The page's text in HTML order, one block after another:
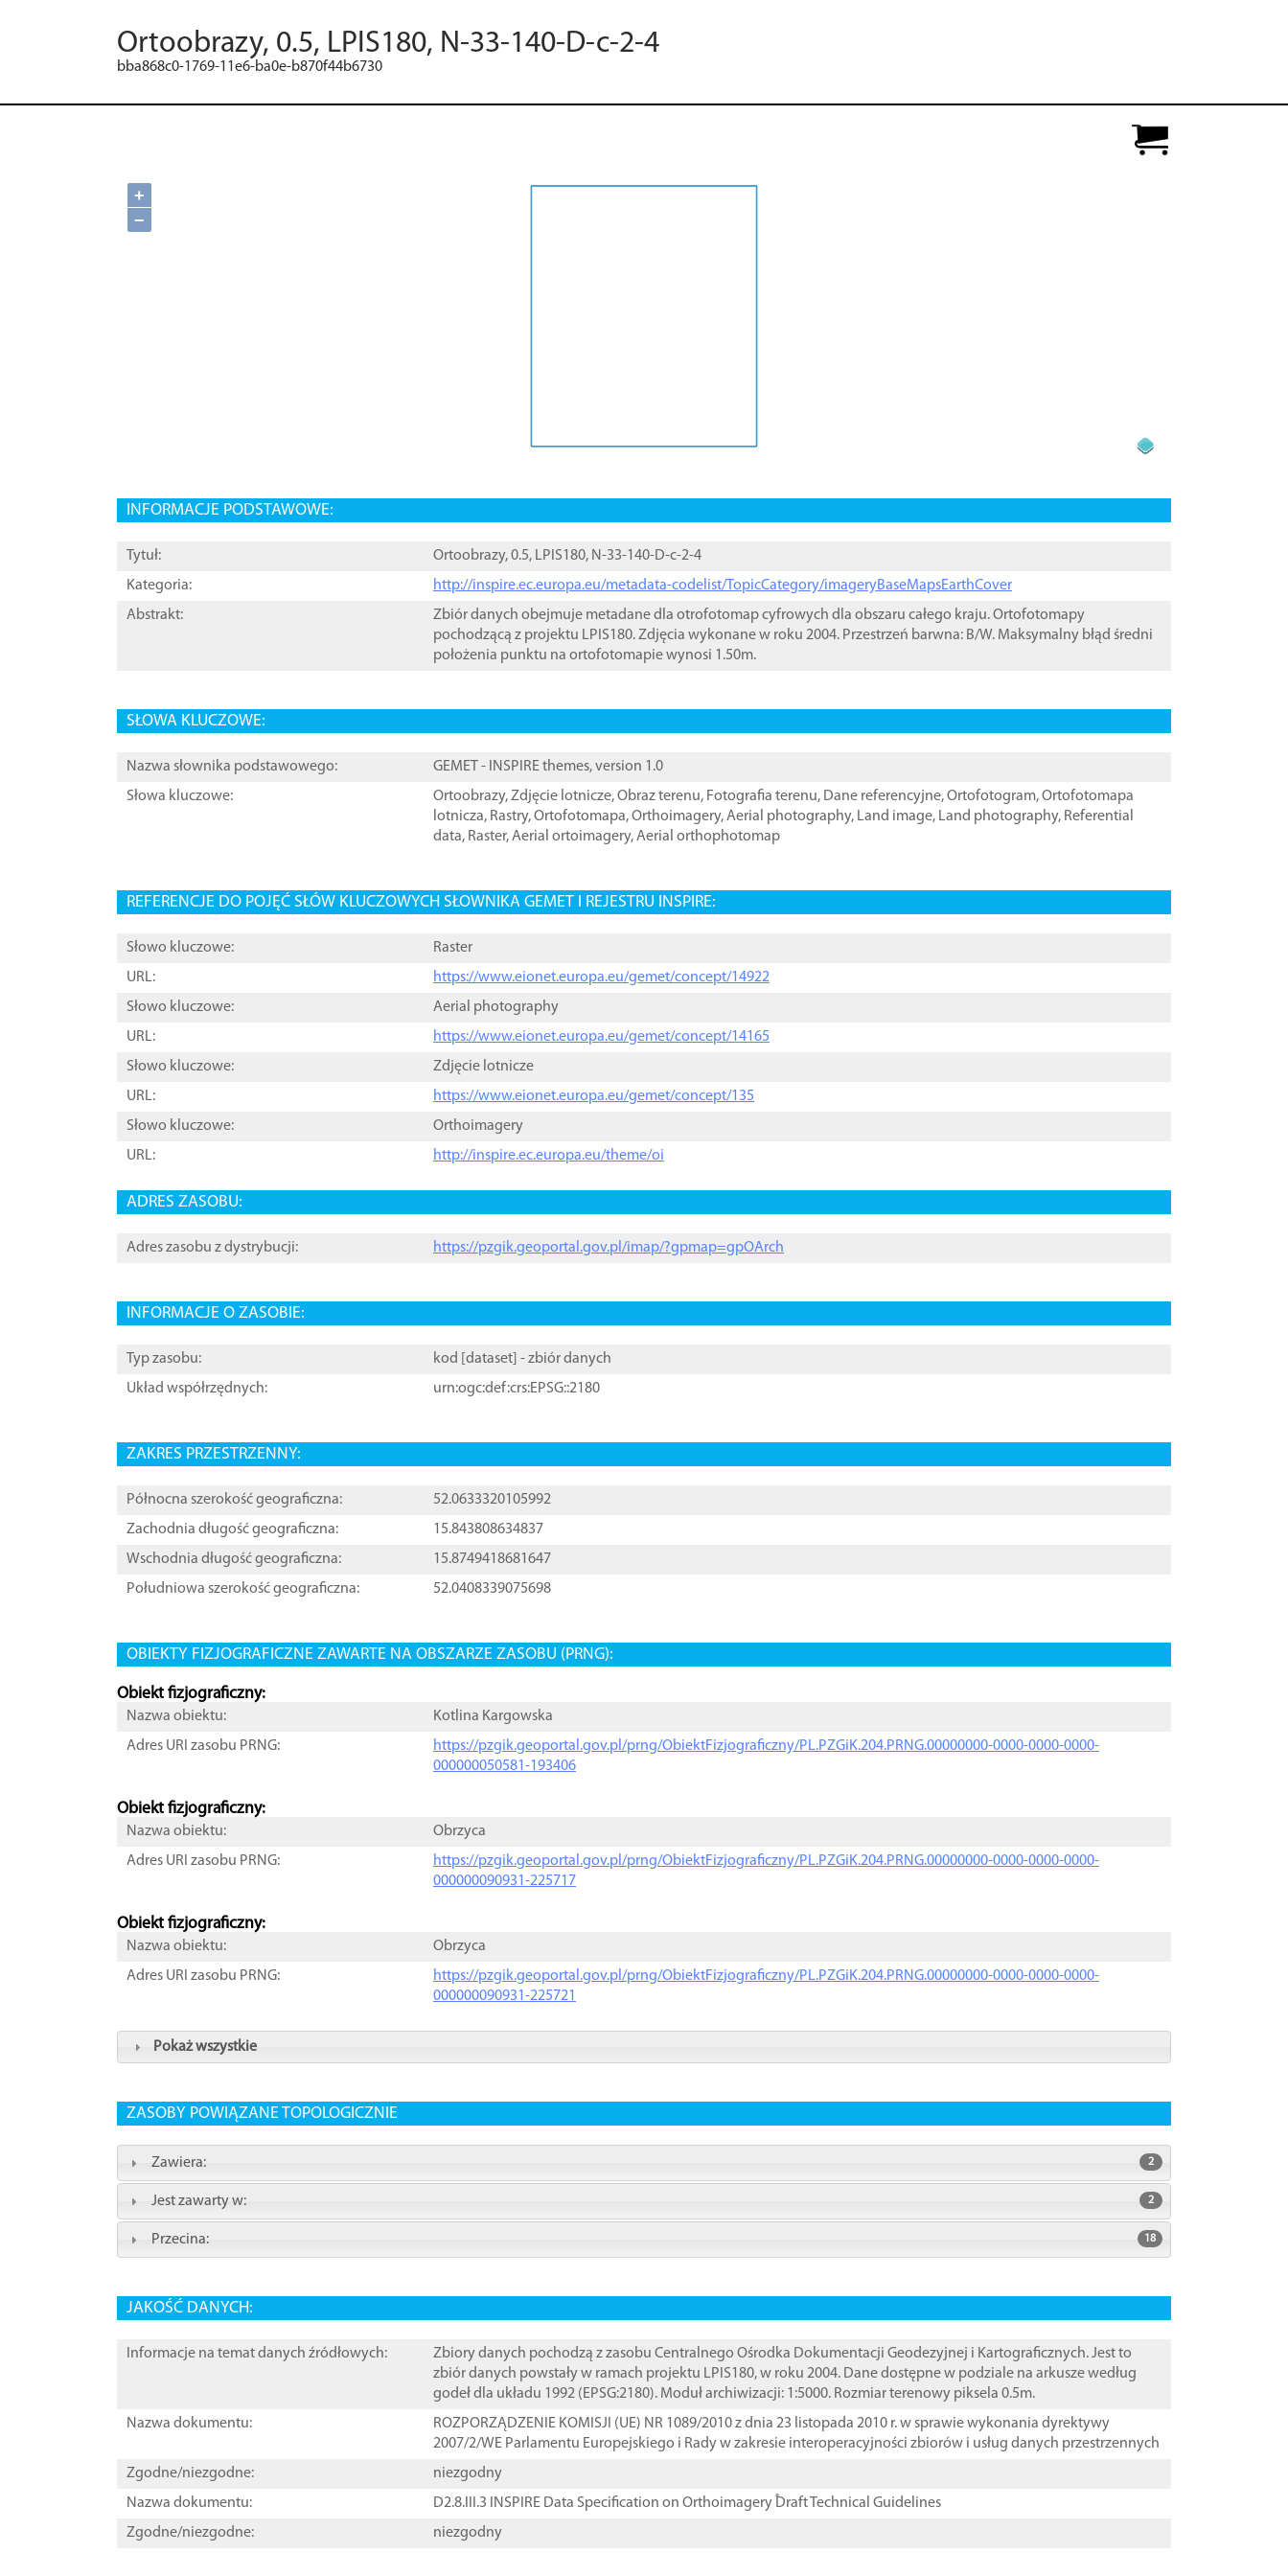
Ortoobrazy, 0.5, LPIS180, N-33-140-D-c-2-4
bba868c0-1769-11e6-ba0e-b870f44b6730
+
−
INFORMACJE PODSTAWOWE:
Tytuł:
Ortoobrazy, 0.5, LPIS180, N-33-140-D-c-2-4
Kategoria:
http://inspire.ec.europa.eu/metadata-codelist/TopicCategory/imageryBaseMapsEarthCover
Abstrakt:
Zbiór danych obejmuje metadane dla otrofotomap cyfrowych dla obszaru całego kraju. Ortofotomapy
pochodzącą z projektu LPIS180. Zdjęcia wykonane w roku 2004. Przestrzeń barwna: B/W. Maksymalny błąd średni
położenia punktu na ortofotomapie wynosi 1.50m.
SŁOWA KLUCZOWE:
Nazwa słownika podstawowego:
GEMET - INSPIRE themes, version 1.0
Słowa kluczowe:
Ortoobrazy,Zdjęcie lotnicze,Obraz terenu, Fotografia terenu, Dane referencyjne,Ortofotogram,Ortofotomapa
lotnicza, Rastry,Ortofotomapa,Orthoimagery,Aerial photography, Land image, Land photography, Referential
data, Raster,Aerial ortoimagery,Aerial orthophotomap
REFERENCJE DO POJĘĆ SŁÓW KLUCZOWYCH SŁOWNIKA GEMET I REJESTRU INSPIRE:
Słowo kluczowe:
Raster
URL:
https://www.eionet.europa.eu/gemet/concept/14922
Słowo kluczowe:
Aerial photography
URL:
https://www.eionet.europa.eu/gemet/concept/14165
Słowo kluczowe:
Zdjęcie lotnicze
URL:
https://www.eionet.europa.eu/gemet/concept/135
Słowo kluczowe:
Orthoimagery
URL:
http://inspire.ec.europa.eu/theme/oi
ADRES ZASOBU:
Adres zasobu z dystrybucji: https://pzgik.geoportal.gov.pl/imap/?gpmap=gpOArch
INFORMACJE O ZASOBIE:
Typ zasobu: kod [ dataset ] - zbiór danych
Układ współrzędnych:
urn:ogc:def:crs:EPSG::2180
ZAKRES PRZESTRZENNY:
Północna szerokość geograficzna:
52.0633320105992
Zachodnia długość geograficzna:
15.843808634837
Wschodnia długość geograficzna:
15.8749418681647
Południowa szerokość geograficzna:
52.0408339075698
OBIEKTY FIZJOGRAFICZNE ZAWARTE NA OBSZARZE ZASOBU (PRNG):
Obiekt fizjograficzny:
Nazwa obiektu:
Kotlina Kargowska
Adres URI zasobu PRNG:
https://pzgik.geoportal.gov.pl/prng/ObiektFizjograficzny/PL.PZGiK.204.PRNG.00000000-0000-0000-0000-
000000050581-193406
Obiekt fizjograficzny:
Nazwa obiektu:
Obrzyca
Adres URI zasobu PRNG:
https://pzgik.geoportal.gov.pl/prng/ObiektFizjograficzny/PL.PZGiK.204.PRNG.00000000-0000-0000-0000-
000000090931-225717
Obiekt fizjograficzny:
Nazwa obiektu:
Obrzyca
Adres URI zasobu PRNG:
https://pzgik.geoportal.gov.pl/prng/ObiektFizjograficzny/PL.PZGiK.204.PRNG.00000000-0000-0000-0000-
000000090931-225721
Pokaż wszystkie
ZASOBY POWIĄZANE TOPOLOGICZNIE
Zawiera: 2
Jest zawarty w: 2
Przecina: 18
JAKOŚĆ DANYCH:
Informacje na temat danych źródłowych:
Zbiory danych pochodzą z zasobu Centralnego Ośrodka Dokumentacji Geodezyjnej i Kartograficznych. Jest to
zbiór danych powstały w ramach projektu LPIS180, w roku 2004. Dane dostępne w podziale na arkusze według
godeł dla układu 1992 (EPSG:2180). Moduł archiwizacji: 1:5000. Rozmiar terenowy piksela 0.5m.
Nazwa dokumentu:
ROZPORZĄDZENIE KOMISJI (UE) NR 1089/2010 z dnia 23 listopada 2010 r. w sprawie wykonania dyrektywy
2007/2/WE Parlamentu Europejskiego i Rady w zakresie interoperacyjności zbiorów i usług danych przestrzennych
Zgodne/niezgodne:
niezgodny
Nazwa dokumentu:
D2.8.III.3 INSPIRE Data Specification on Orthoimagery ֠Draft Technical Guidelines
Zgodne/niezgodne:
niezgodny